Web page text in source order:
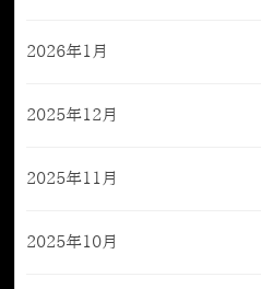
2026年1月
2025年12月
2025年11月
2025年10月